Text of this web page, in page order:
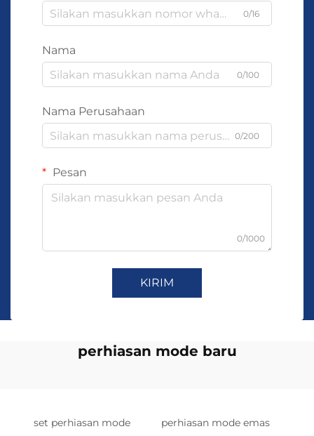
0/16
Nama
0/100
Nama Perusahaan
0/200
Pesan
0/1000
KIRIM
perhiasan mode baru
set perhiasan mode perhiasan mode emas